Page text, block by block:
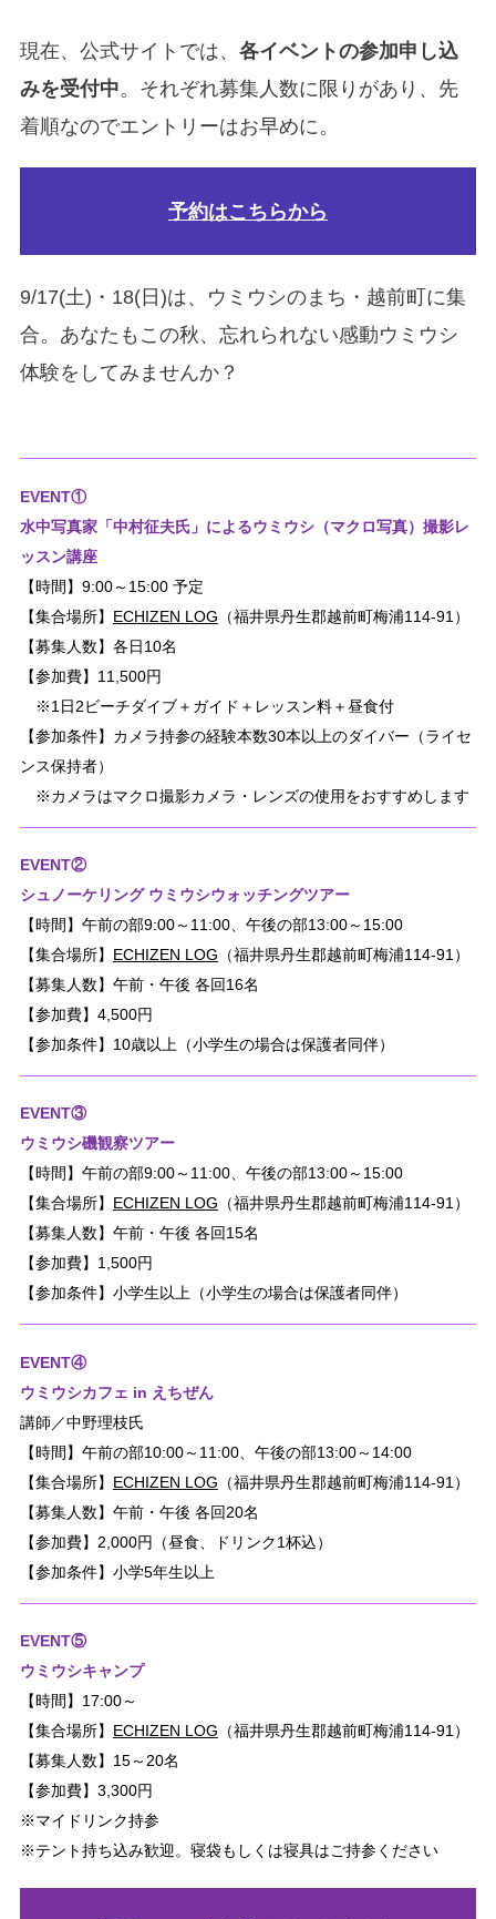
現在、公式サイトでは、 各イベントの参加申し込
みを受付中。それぞれ募集人数に限りがあり、先
着順なのでエントリーはお早めに。
予約はこちらから
9/17(土)・18(日)は、ウミウシのまち・越前町に集
合。あなたもこの秋、忘れられない感動ウミウシ
体験をしてみませんか？
EVENT①
水中写真家「中村征夫氏」によるウミウシ（マクロ写真）撮影レ
ッスン講座
【時間】9:00～15:00 予定
【集合場所】 ECHIZEN LOG （福井県丹生郡越前町梅浦114-91）
【募集人数】各日10名
【参加費】11,500円
※1日2ビーチダイブ＋ガイド＋レッスン料＋昼食付
【参加条件】カメラ持参の経験本数30本以上のダイバー（ライセ
ンス保持者）
※カメラはマクロ撮影カメラ・レンズの使用をおすすめします
EVENT②
シュノーケリング ウミウシウォッチングツアー
【時間】午前の部9:00～11:00、午後の部13:00～15:00
【集合場所】 ECHIZEN LOG （福井県丹生郡越前町梅浦114-91）
【募集人数】午前・午後 各回16名
【参加費】4,500円
【参加条件】10歳以上（小学生の場合は保護者同伴）
EVENT③
ウミウシ磯観察ツアー
【時間】午前の部9:00～11:00、午後の部13:00～15:00
【集合場所】 ECHIZEN LOG （福井県丹生郡越前町梅浦114-91）
【募集人数】午前・午後 各回15名
【参加費】1,500円
【参加条件】小学生以上（小学生の場合は保護者同伴）
EVENT④
ウミウシカフェ in えちぜん
講師／中野理枝氏
【時間】午前の部10:00～11:00、午後の部13:00～14:00
【集合場所】 ECHIZEN LOG （福井県丹生郡越前町梅浦114-91）
【募集人数】午前・午後 各回20名
【参加費】2,000円（昼食、ドリンク1杯込）
【参加条件】小学5年生以上
EVENT⑤
ウミウシキャンプ
【時間】17:00～
【集合場所】 ECHIZEN LOG （福井県丹生郡越前町梅浦114-91）
【募集人数】15～20名
【参加費】3,300円
※マイドリンク持参
※テント持ち込み歓迎。寝袋もしくは寝具はご持参ください